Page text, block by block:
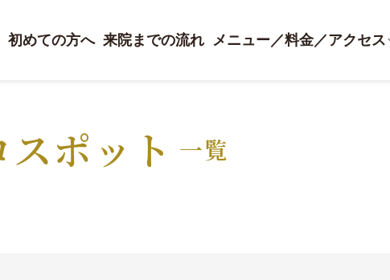
初めての方へ 来院までの流れ メニュー／料金／アクセス
スポット